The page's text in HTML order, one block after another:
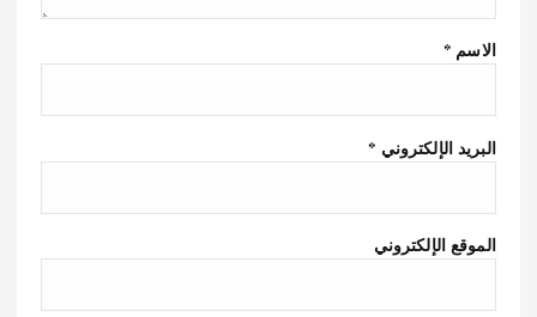
الاسم *
البريد الإلكتروني *
الموقع الإلكتروني